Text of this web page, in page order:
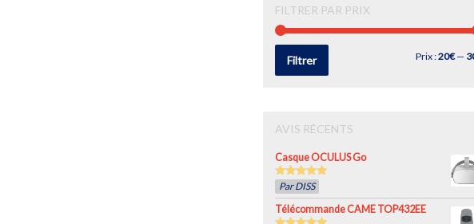
FILTRER PAR PRIX
Filtrer Prix :20€—
AVIS RÉCENTS
Casque OCULUS Go
out of 5
Par DISS
Télécommande CAME TOP432EE